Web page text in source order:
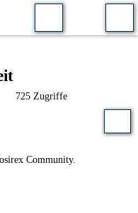
725 Zugriffe
Community.